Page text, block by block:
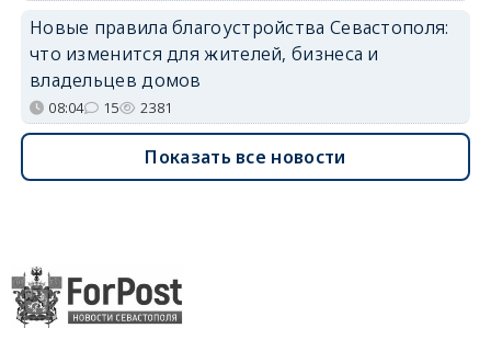
Новые правила благоустройства Севастополя:
что изменится для жителей, бизнеса и
владельцев домов
08:04 15 2381
Показать все новости